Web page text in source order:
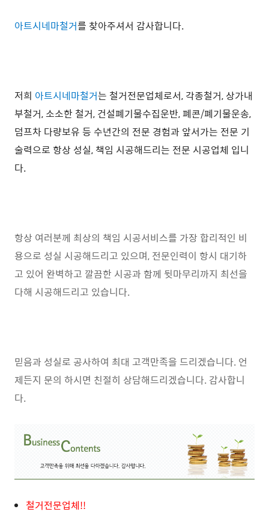
아트시네마철거를 찾아주셔서 감사합니다.
저희 아트시네마철거는 철거전문업체로서, 각종철거, 상가내
부철거, 소소한 철거, 건설폐기물수집운반, 폐콘/폐기물운송,
덤프차 다량보유 등 수년간의 전문 경험과 앞서가는 전문 기
술력으로 항상 성실, 책임 시공해드리는 전문 시공업체 입니
다.
항상 여러분께 최상의 책임 시공서비스를 가장 합리적인 비
용으로 성실 시공해드리고 있으며, 전문인력이 항시 대기하
고 있어 완벽하고 깔끔한 시공과 함께 뒷마무리까지 최선을
다해 시공해드리고 있습니다.
믿음과 성실로 공사하여 최대 고객만족을 드리겠습니다. 언
제든지 문의 하시면 친절히 상담해드리겠습니다. 감사합니
다.
철거전문업체!!